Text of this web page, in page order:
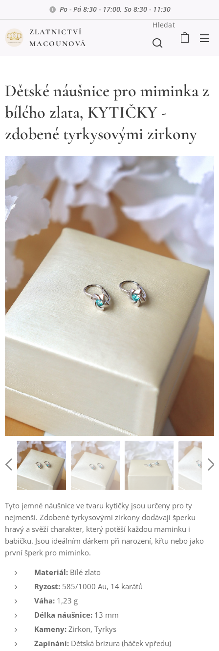
Po - Pá 8:30 - 17:00, So 8:30 - 11:30
ZLATNICTVÍ
MACOUNOVÁ
Hledat
Dětské náušnice pro miminka z
bílého zlata, KYTIČKY -
zdobené tyrkysovými zirkony
Tyto jemné náušnice ve tvaru kytičky jsou určeny pro ty
nejmenší. Zdobené tyrkysovými zirkony dodávají šperku
hravý a svěží charakter, který potěší každou maminku i
babičku. Jsou ideálním dárkem při narození, křtu nebo jako
první šperk pro miminko.
Materiál: Bílé zlato
Ryzost: 585/1000 Au, 14 karátů
Váha: 1,23 g
Délka náušnice: 13 mm
Kameny: Zirkon, Tyrkys
Zapínání: Dětská brizura (háček vpředu)